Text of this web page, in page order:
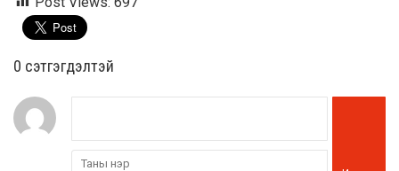
0 cэтгэгдэлтэй